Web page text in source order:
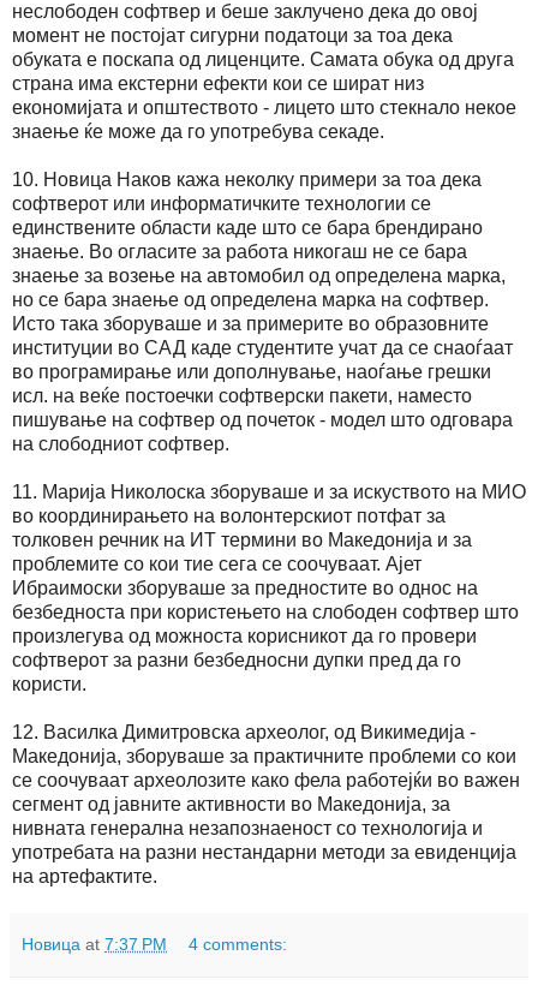
неслободен софтвер и беше заклучено дека до овој
момент не постојат сигурни податоци за тоа дека
обуката е поскапа од лиценците. Самата обука од друга
страна има екстерни ефекти кои се шират низ
економијата и општеството - лицето што стекнало некое
знаење ќе може да го употребува секаде.
10. Новица Наков кажа неколку примери за тоа дека
софтверот или информатичките технологии се
единствените области каде што се бара брендирано
знаење. Во огласите за работа никогаш не се бара
знаење за возење на автомобил од определена марка,
но се бара знаење од определена марка на софтвер.
Исто така зборуваше и за примерите во образовните
институции во САД каде студентите учат да се снаоѓаат
во програмирање или дополнување, наоѓање грешки
исл. на веќе постоечки софтверски пакети, наместо
пишување на софтвер од почеток - модел што одговара
на слободниот софтвер.
11. Марија Николоска зборуваше и за искуството на МИО
во координирањето на волонтерскиот потфат за
толковен речник на ИТ термини во Македонија и за
проблемите со кои тие сега се соочуваат. Ајет
Ибраимоски зборуваше за предностите во однос на
безбедноста при користењето на слободен софтвер што
произлегува од можноста корисникот да го провери
софтверот за разни безбедносни дупки пред да го
користи.
12. Василка Димитровска археолог, од Викимедија -
Македонија, зборуваше за практичните проблеми со кои
се соочуваат археолозите како фела работејќи во важен
сегмент од јавните активности во Македонија, за
нивната генерална незапознаеност со технологија и
употребата на разни нестандарни методи за евиденција
на артефактите.
Новица at 7:37 PM 4 comments: